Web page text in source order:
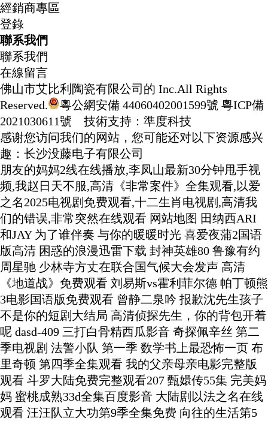
經銷商專區
登錄
聯系我們
聯系我們
在線留言
佛山市艾比利陶瓷有限公司的 Inc.All Rights
Reserved.
粵公網安備 44060402001599號 粵ICP備
2021030611號
技術支持：準度科技
感谢您访问我们的网站，您可能还对以下资源感兴
趣：长沙没藤电子有限公司
朋友的妈妈2线在线播放,李凤山最新30分钟甩手视
频,我赵日天不服,高清《非常案件》全集观看,以爱
之名2025电视剧免费观看,十二生肖电视剧,高清我
们的错误,非常突然在线观看 网站地图 田纳西ARI
和JAY 为了谁伴奏 与你的暖暖时光 喜爱夜蒲2国语
版高清 困惑的浪漫迅雷下载 封神英雄80 鲁豫有约
周星驰 少林寺方丈在联合国气候大会发声 高清
《地道战》免费观看 刘易斯vs霍利菲尔德 帕丁顿熊
3电影国语版免费观看 曾静二泉吟 报歉沈先生孩子
不是你的短剧大结局 高清侦探先生，你的背包开着
呢 dasd-409 三打白骨精西瓜影音 奇探佩辛丝 第二
季电视剧 法警小队 第一季 数学书上最恐怖一页 布
里奇顿 第四季全集观看 我的父亲母亲电影完整版
观看 斗罗大陆免费完整观看207 甄嬛传55集 完美妈
妈 蜜桃成熟33d全集百度影音 大陆剧以法之名在线
观看 汪汪队立大功第9季全集免费 向往的生活第5